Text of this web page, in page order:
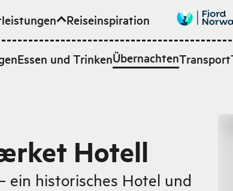
Essen und TrinkenÜbernachtenTransport
Reiseinspiration
Hotell
ein historisches Hotel und